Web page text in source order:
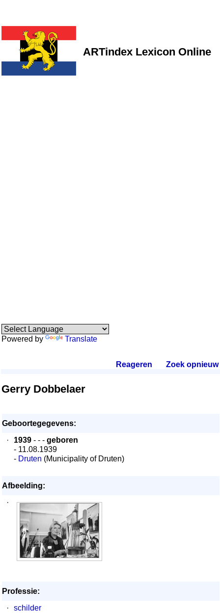
ARTindex Lexicon Online
Powered by Translate
Reageren Zoek opnieuw.
Gerry Dobbelaer
Geboortegegevens:
·
1939 - - - geboren
- 11.08.1939
- Druten (Municipality of Druten)
Afbeelding:
·
Professie:
·
schilder